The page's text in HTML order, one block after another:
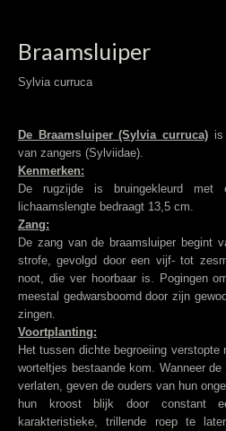
Braamsluiper
Sylvia curruca
De Braamsluiper (Sylvia curruca) is
van zangers (Sylviidae).
Kenmerken:
De rugzijde is bruingekleurd met
lichaamslengte bedraagt 13,5 cm.
Zang:
De zang van de braamsluiper begint
strofe, gevolgd door een vijf- tot
noot, die ver hoorbaar is. Pogingen
meestal gedwarsboomd door zijn
zingen.
Voortplanting:
Het tussen dichte begroeiing
worteltjes bestaande kom. Wanneer
verlaten, geven de ouders van hun
hun kroost blijk door constant
karakteristieke, trillende roep te